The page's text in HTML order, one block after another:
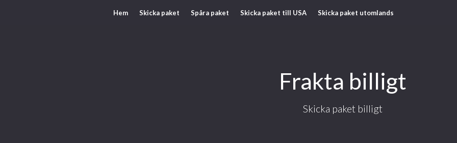
Hem Skicka paket Spåra paket Skicka paket till USA Skicka paket utomlands
Frakta billigt
Skicka paket billigt